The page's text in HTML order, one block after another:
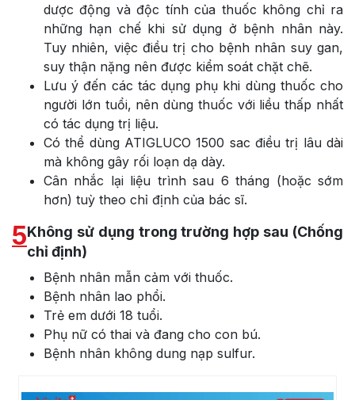
dược động và độc tính của thuốc không chỉ ra
những hạn chế khi sử dụng ở bệnh nhân này.
Tuy nhiên, việc điều trị cho bệnh nhân suy gan,
suy thận nặng nên được kiểm soát chặt chẽ.
Lưu ý đến các tác dụng phụ khi dùng thuốc cho
người lớn tuổi, nên dùng thuốc với liều thấp nhất
có tác dụng trị liệu.
Có thể dùng ATIGLUCO 1500 sac điều trị lâu dài
mà không gây rối loạn dạ dày.
Cân nhắc lại liệu trình sau 6 tháng (hoặc sớm
hơn) tuỳ theo chỉ định của bác sĩ.
5Không sử dụng trong trường hợp sau (Chống
chỉ định)
Bệnh nhân mẫn cảm với thuốc.
Bệnh nhân lao phổi.
Trẻ em dưới 18 tuổi.
Phụ nữ có thai và đang cho con bú.
Bệnh nhân không dung nạp sulfur.